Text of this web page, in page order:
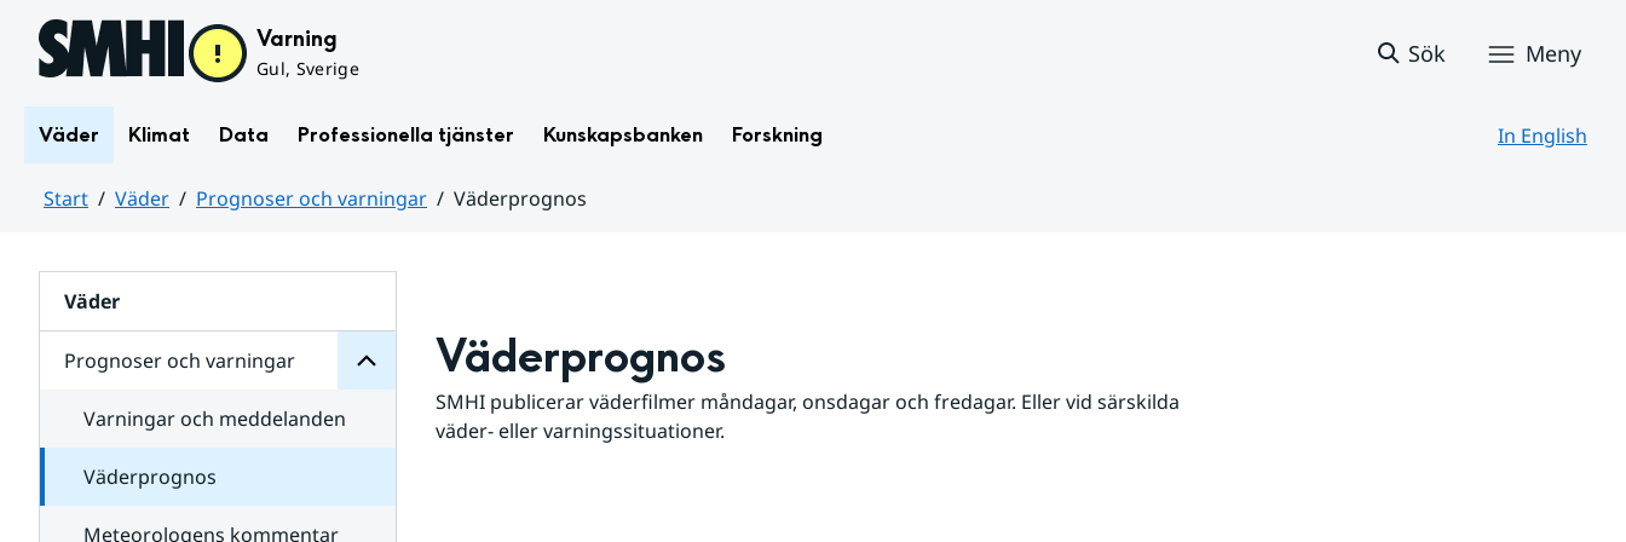
Hoppa till sidans innehåll Varning
Gul, Sverige
Sök Meny
Väder Klimat Data Professionella tjänster Kunskapsbanken Forskning In English
Start Väder Prognoser och varningar
Väderprognos
Väder
Prognoser och varningar
för
varningar
Varningar och meddelanden
Väderprognos
Meteorologens kommentar
Väderprognos
SMHI publicerar väderfilmer måndagar, onsdagar och fredagar. Eller vid särskilda
väder- eller varningssituationer.